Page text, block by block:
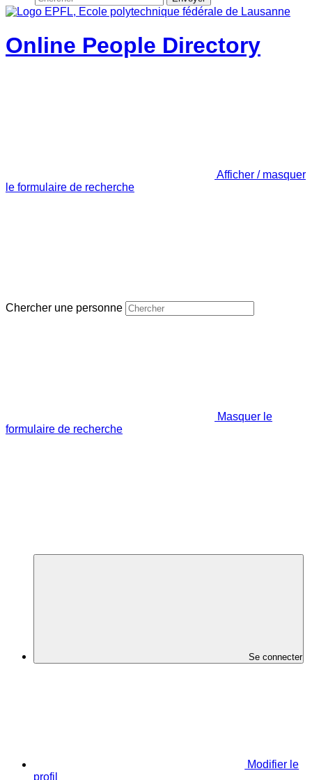
Online People Directory
Afficher / masquer
le formulaire de recherche
Chercher une personne
Masquer le
formulaire de recherche
Se connecter
Modifier le
profil